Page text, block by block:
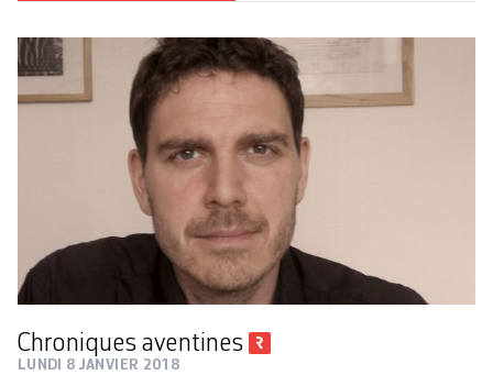
Chroniques aventines
LUNDI 8 JANVIER 2018